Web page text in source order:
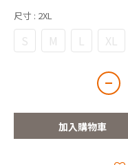
尺寸 : 2XL
S M L XL
加入購物車